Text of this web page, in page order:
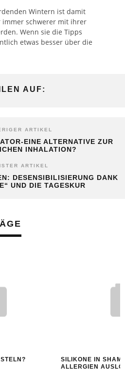
Wintern ist damit
immer schwerer mit ihrer
Wenn sie die Tipps
etwas besser über die
AUF:
ARTIKEL
EINE ALTERNATIVE ZUR
INHALATION?
ARTIKEL
DESENSIBILISIERUNG DANK
UND DIE TAGESKUR
SILIKONE IN
ALLERGIEN